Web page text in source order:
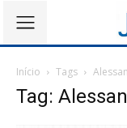
Início Tags
Tag: